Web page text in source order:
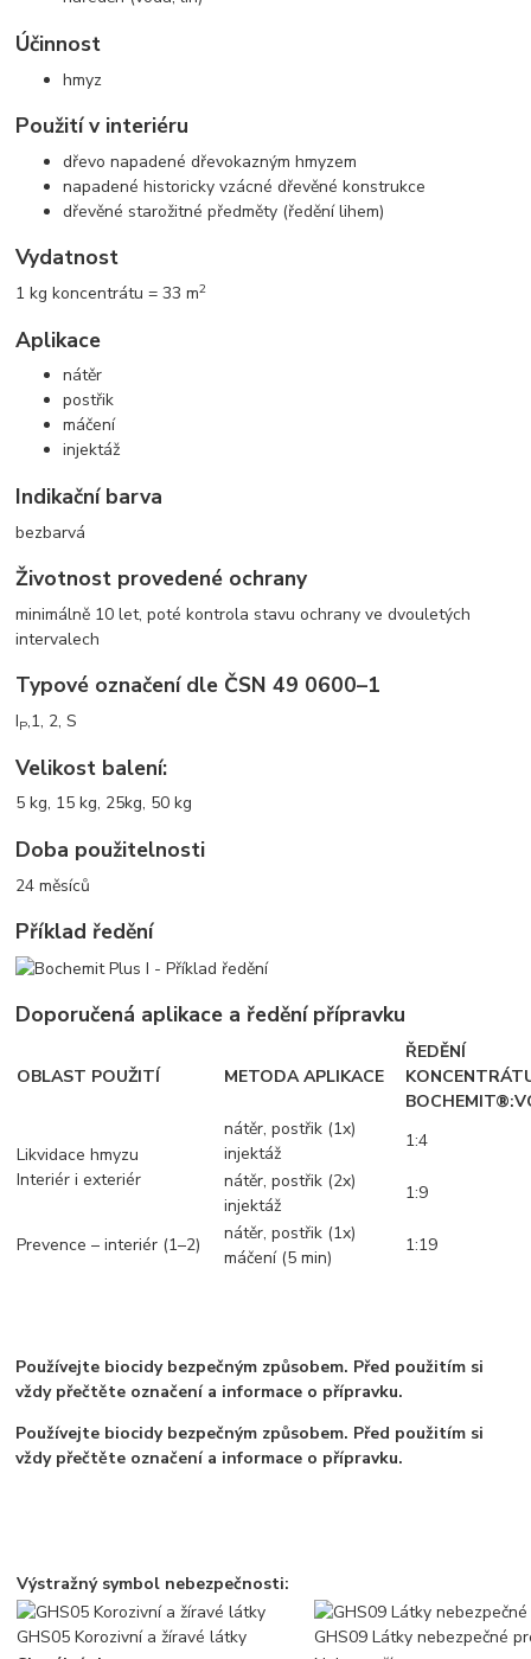
Účinnost
hmyz
Použití v interiéru
dřevo napadené dřevokazným hmyzem
napadené historicky vzácné dřevěné konstrukce
dřevěné starožitné předměty (ředění lihem)
Vydatnost
1 kg koncentrátu = 33 m2
Aplikace
nátěr
postřik
máčení
injektáž
Indikační barva
bezbarvá
Životnost provedené ochrany
minimálně 10 let, poté kontrola stavu ochrany ve dvouletých
intervalech
Typové označení dle ČSN 49 0600–1
IP,1, 2, S
Velikost balení:
5 kg, 15 kg, 25kg, 50 kg
Doba použitelnosti
24 měsíců
Příklad ředění
Doporučená aplikace a ředění přípravku
OBLAST POUŽITÍ METODA APLIKACE
ŘEDĚNÍ
Likvidace hmyzu
Interiér i exteriér
nátěr, postřik (1x)
injektáž
1:4
nátěr, postřik (2x)
injektáž
1:9
Prevence – interiér (1–2)
nátěr, postřik (1x)
máčení (5 min)
1:19
Používejte biocidy bezpečným způsobem. Před použitím si
vždy přečtěte označení a informace o přípravku.
Používejte biocidy bezpečným způsobem. Před použitím si
vždy přečtěte označení a informace o přípravku.
Výstražný symbol nebezpečnosti:
GHS05 Korozivní a žíravé látky
GHS09 Látky nebezpečné